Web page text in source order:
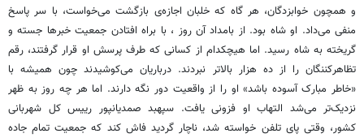
و همچون خوابزدگان، هر گاه که خلبان اجازه‌ی بازگشت می‌خواست، با سر پاسخ
منفی می‌داد. او شاه بود. از بامداد آن روز ، با براه افتادن جمعیت خبرها جسته و
گریخته به شاه رسید. اما هیچکدام از کسانی که طرف پرسش او قرار گرفتند، رقم
تظاهرکننگان را از ده هزار بالاتر نبردند. درباریان می‌کوشیدند چون همیشه با
«خاطر مبارک آسوده باشد» او را از واقعیت دور نگه دارند. اما هر چه روز به ظهر
نزدیک‌تر می‌شد التهاب او فزونی یافت. سپهبد صمدیانپور رییس کل شهربانی
کشور، وقتی پای تلفن خواسته شد، ناچار گردید فاش کند که جمعیت تمام جاده